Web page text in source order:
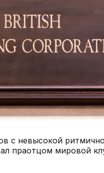
с невысокой
праотцом мировой